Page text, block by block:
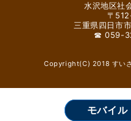
水沢地区社
〒
三重県四日市
☎ 059-
Copyright(C) 2018 すい
モバイル